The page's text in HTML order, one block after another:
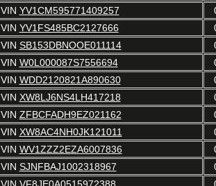
VIN YV1CM595771409257
VIN YV1FS485BC2127666
VIN SB153DBNOOE011114
VIN W0L000087S7556694
VIN WDD2120821A890630
VIN XW8LJ6NS4LH417218
VIN ZFBCFADH9EZ021162
VIN XW8AC4NH0JK121011
VIN WV1ZZZ2EZA6007836
VIN SJNFBAJ1002318967